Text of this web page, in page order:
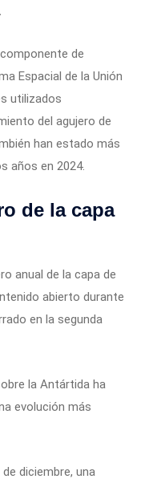
de
Espacial de la Unión
utilizados
del agujero de
han estado más
años en 2024.
de la capa
anual de la capa de
abierto durante
en la segunda
la Antártida ha
evolución más
diciembre, una